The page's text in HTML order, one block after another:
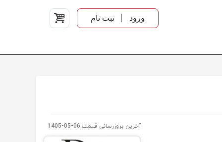
ورود ثبت نام
آخرین بروزرسانی قیمت:1405-05-06